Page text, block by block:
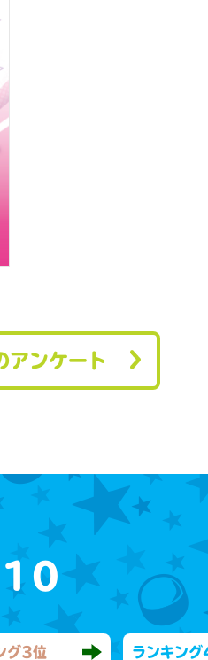
アンケート
グ3位 ランキング